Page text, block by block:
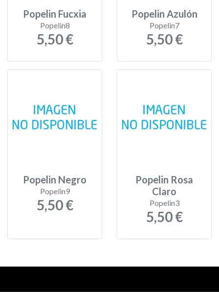
Popelin Fucxia
Popelin8
5,50 €
Popelin Azulón
Popelin7
5,50 €
Popelin Negro
Popelin9
5,50 €
Popelin Rosa
Claro
Popelin3
5,50 €